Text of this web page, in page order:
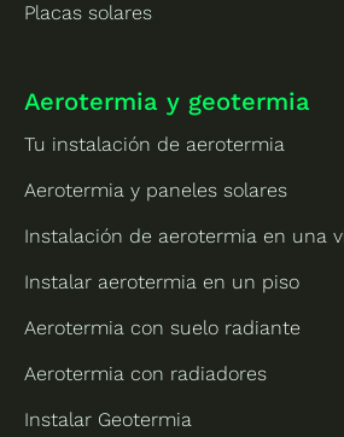
Placas solares
Aerotermia y geotermia
Tu instalación de aerotermia
Aerotermia y paneles solares
Instalación de aerotermia en una
Instalar aerotermia en un piso
Aerotermia con suelo radiante
Aerotermia con radiadores
Instalar Geotermia